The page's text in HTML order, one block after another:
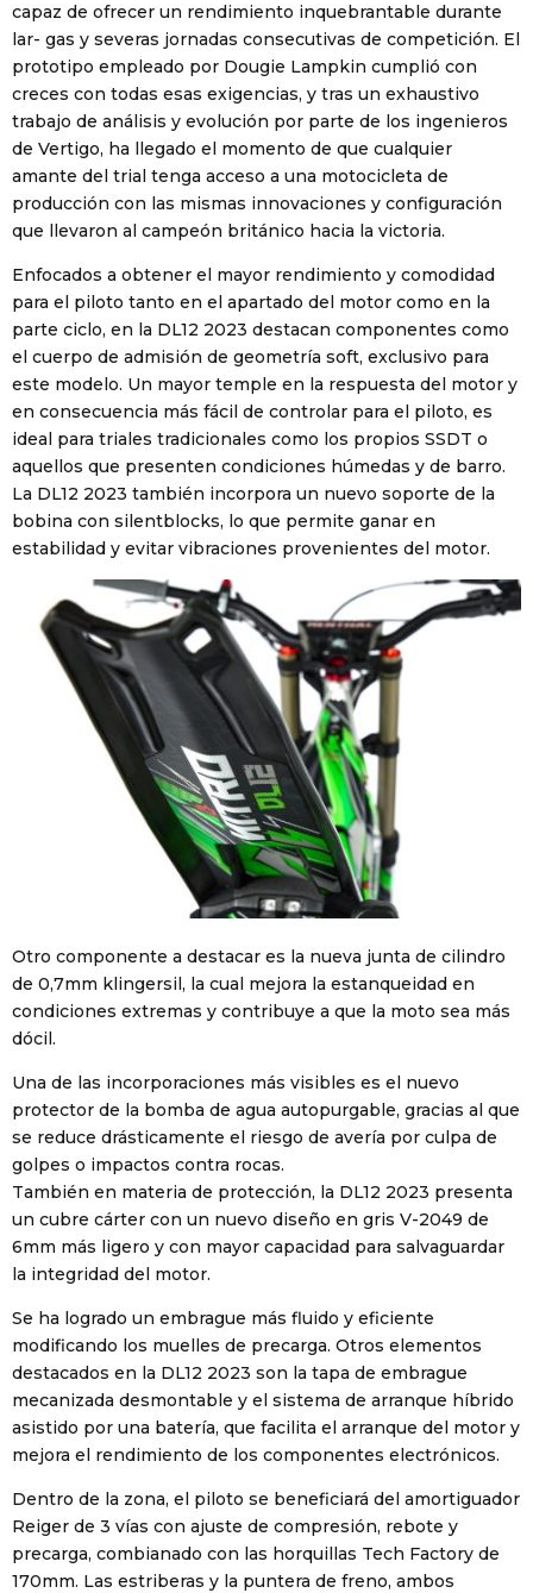
capaz de ofrecer un rendimiento inquebrantable durante
lar- gas y severas jornadas consecutivas de competición. El
prototipo empleado por Dougie Lampkin cumplió con
creces con todas esas exigencias, y tras un exhaustivo
trabajo de análisis y evolución por parte de los ingenieros
de Vertigo, ha llegado el momento de que cualquier
amante del trial tenga acceso a una motocicleta de
producción con las mismas innovaciones y configuración
que llevaron al campeón británico hacia la victoria.
Enfocados a obtener el mayor rendimiento y comodidad
para el piloto tanto en el apartado del motor como en la
parte ciclo, en la DL12 2023 destacan componentes como
el cuerpo de admisión de geometría soft, exclusivo para
este modelo. Un mayor temple en la respuesta del motor y
en consecuencia más fácil de controlar para el piloto, es
ideal para triales tradicionales como los propios SSDT o
aquellos que presenten condiciones húmedas y de barro.
La DL12 2023 también incorpora un nuevo soporte de la
bobina con silentblocks, lo que permite ganar en
estabilidad y evitar vibraciones provenientes del motor.
Otro componente a destacar es la nueva junta de cilindro
de 0,7mm klingersil, la cual mejora la estanqueidad en
condiciones extremas y contribuye a que la moto sea más
dócil.
Una de las incorporaciones más visibles es el nuevo
protector de la bomba de agua autopurgable, gracias al que
se reduce drásticamente el riesgo de avería por culpa de
golpes o impactos contra rocas.
También en materia de protección, la DL12 2023 presenta
un cubre cárter con un nuevo diseño en gris V-2049 de
6mm más ligero y con mayor capacidad para salvaguardar
la integridad del motor.
Se ha logrado un embrague más fluido y eficiente
modificando los muelles de precarga. Otros elementos
destacados en la DL12 2023 son la tapa de embrague
mecanizada desmontable y el sistema de arranque híbrido
asistido por una batería, que facilita el arranque del motor y
mejora el rendimiento de los componentes electrónicos.
Dentro de la zona, el piloto se beneficiará del amortiguador
Reiger de 3 vías con ajuste de compresión, rebote y
precarga, combianado con las horquillas Tech Factory de
170mm. Las estriberas y la puntera de freno, ambos